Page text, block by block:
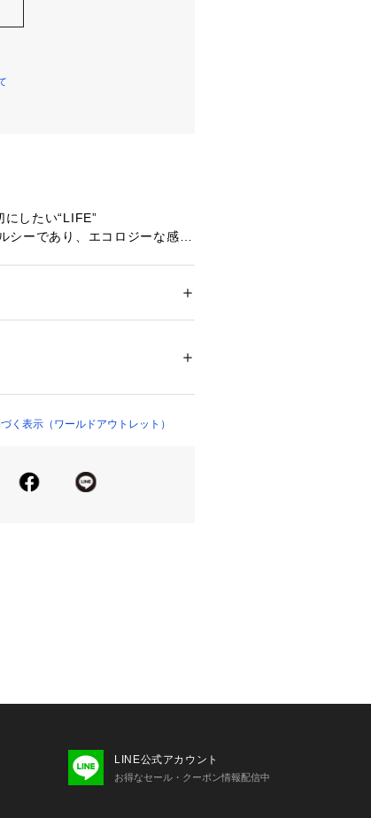
したい“LIFE”
シーであり、エコロジーな感覚
特性を持っています。
く表示（ワールドアウトレット）
LINE公式アカウント
お得なセール・クーポン情報配信中